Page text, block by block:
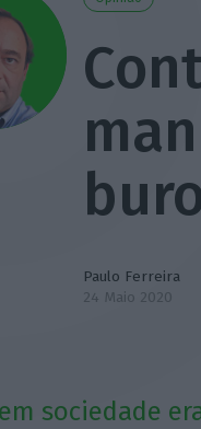
Paulo Ferreira
24 Maio 2020
sociedade